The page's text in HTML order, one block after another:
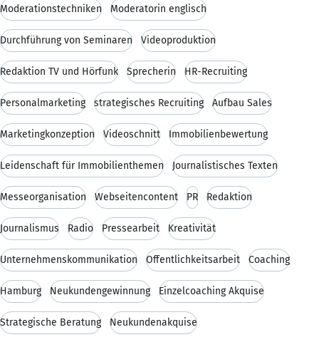
Moderationstechniken Moderatorin englisch
Durchführung von Seminaren Videoproduktion
Redaktion TV und Hörfunk Sprecherin HR-Recruiting
Personalmarketing strategisches Recruiting Aufbau Sales
Marketingkonzeption Videoschnitt Immobilienbewertung
Leidenschaft für Immobilienthemen Journalistisches Texten
Messeorganisation Webseitencontent PR Redaktion
Journalismus Radio Pressearbeit Kreativität
Unternehmenskommunikation Öffentlichkeitsarbeit Coaching
Hamburg Neukundengewinnung Einzelcoaching Akquise
Strategische Beratung Neukundenakquise